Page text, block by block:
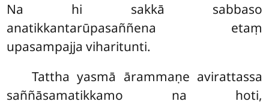
Na hi sakkā sabbaso
anatikkantarūpasaññena etaṃ
upasampajja viharitunti.
Tattha yasmā ārammaṇe avirattassa
saññāsamatikkamo na hoti,